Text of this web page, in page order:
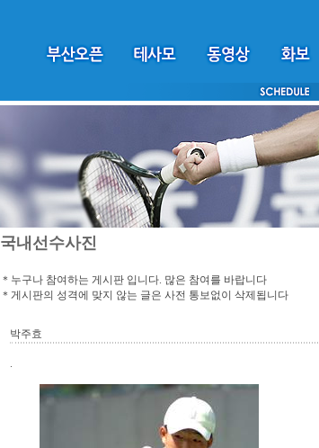
국내선수사진
＊누구나 참여하는 게시판 입니다. 많은 참여를 바랍니다
＊게시판의 성격에 맞지 않는 글은 사전 통보없이 삭제됩니다
박주효
.